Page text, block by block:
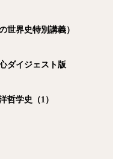
世界史特別講義）
ダイジェスト版
哲学史（1）